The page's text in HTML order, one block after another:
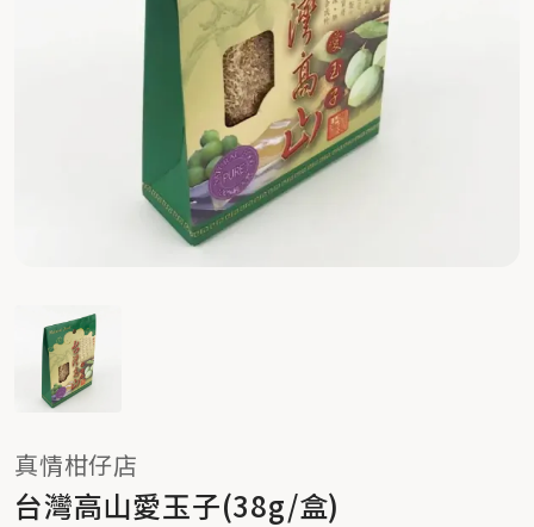
真情柑仔店
台灣高山愛玉子(38g/盒)